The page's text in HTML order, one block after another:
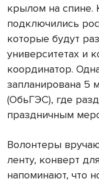
крылом на спине.
подключились
которые будут
университетах и
координатор.
запланирована 5
(ОбьГЭС), где
праздничным
Волонтеры
ленту, конверт
напоминают, что